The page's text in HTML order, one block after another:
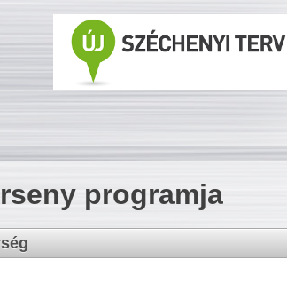
programja